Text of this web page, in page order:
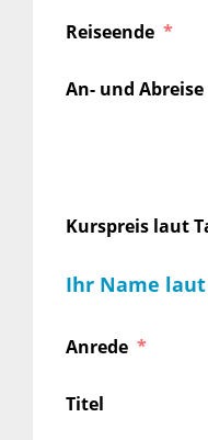
Reiseende
An- und Abreise
Kurspreis laut
Ihr Name
Anrede
Titel